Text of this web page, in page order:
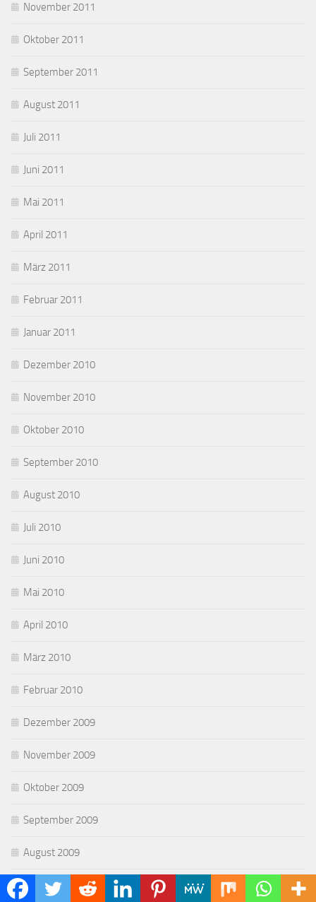
November 2011
Oktober 2011
September 2011
August 2011
Juli 2011
Juni 2011
Mai 2011
April 2011
März 2011
Februar 2011
Januar 2011
Dezember 2010
November 2010
Oktober 2010
September 2010
August 2010
Juli 2010
Juni 2010
Mai 2010
April 2010
März 2010
Februar 2010
Dezember 2009
November 2009
Oktober 2009
September 2009
August 2009
Juli 2009